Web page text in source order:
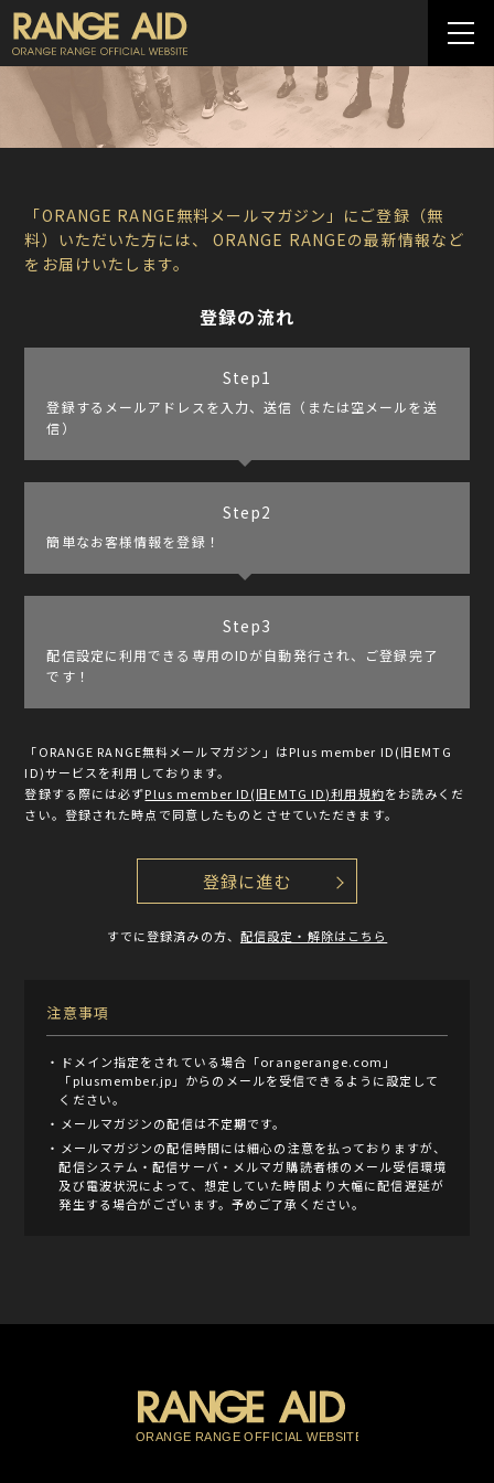
「ORANGE RANGE無料メールマガジン」にご登録（無
料）いただいた方には、
ORANGE RANGEの最新情報など
をお届けいたします。
登録の流れ
Step1
登録するメールアドレスを入力、送信（または空メールを送
信）
Step2
簡単なお客様情報を登録！
Step3
配信設定に利用できる専用のIDが自動発行され、ご登録完了
です！
「ORANGE RANGE無料メールマガジン」はPlus member ID(旧EMTG
ID)サービスを利用しております。
登録する際には必ずPlus member ID(旧EMTG ID)利用規約をお読みくだ
さい。登録された時点で同意したものとさせていただきます。
登録に進む
すでに登録済みの方、 配信設定・解除はこちら
注意事項
・ドメイン指定をされている場合「orangerange.com」
「plusmember.jp」からのメールを受信できるように設定して
ください。
・メールマガジンの配信は不定期です。
・メールマガジンの配信時間には細心の注意を払っておりますが、
配信システム・配信サーバ・メルマガ購読者様のメール受信環境
及び電波状況によって、想定していた時間より大幅に配信遅延が
発生する場合がございます。予めご了承ください。